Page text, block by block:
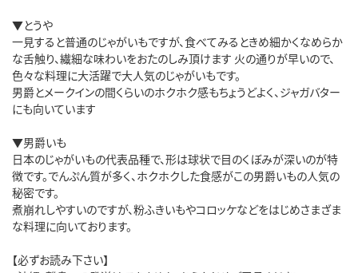
▼とうや
一見すると普通のじゃがいもですが、食べてみるときめ細かくなめらか
な舌触り、繊細な味わいをおたのしみ頂けます 火の通りが早いので、
色々な料理に大活躍で大人気のじゃがいもです。
男爵とメークインの間くらいのホクホク感もちょうどよく、ジャガバター
にも向いています
▼男爵いも
日本のじゃがいもの代表品種で、形は球状で目のくぼみが深いのが特
徴です。でんぷん質が多く、ホクホクした食感がこの男爵いもの人気の
秘密です。
煮崩れしやすいのですが、粉ふきいもやコロッケなどをはじめさまざま
な料理に向いております。
【必ずお読み下さい】